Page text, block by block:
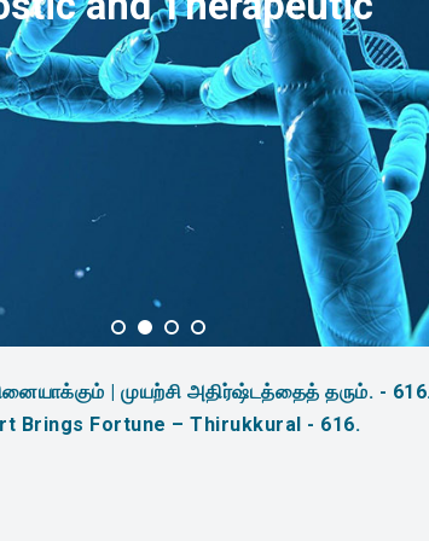
| முயற்சி அதிர்ஷ்டத்தைத் தரும். -
Brings Fortune – Thirukkural - 616.